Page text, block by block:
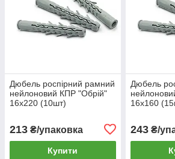
Дюбель роспірний рамний
нейлоновий КПР "Обрій"
16х220 (10шт)
213 ₴/упаковка
Купити
Дюбель
16х160
243₴/